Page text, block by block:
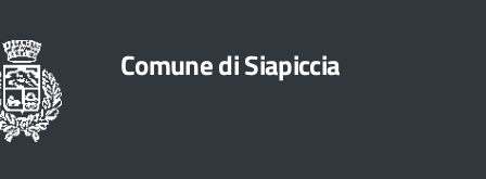
Comune di Siapiccia